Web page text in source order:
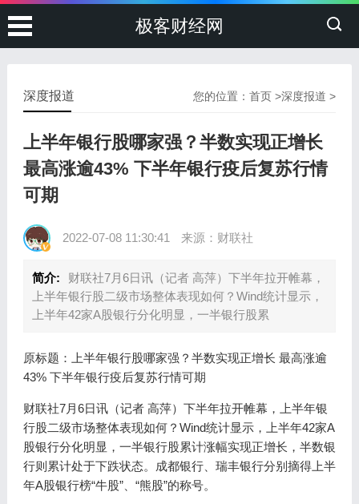
极客财经网
您的位置：首页 >深度报道 >
深度报道
上半年银行股哪家强？半数实现正增长
最高涨逾43% 下半年银行疫后复苏行情
可期
2022-07-08 11:30:41 来源：财联社
简介:
财联社7月6日讯（记者 高萍）下半年拉开帷幕，
上半年银行股二级市场整体表现如何？Wind统计显示，
上半年42家A股银行分化明显，一半银行股累
原标题：上半年银行股哪家强？半数实现正增长 最高涨逾
43% 下半年银行疫后复苏行情可期
财联社7月6日讯（记者 高萍）下半年拉开帷幕，上半年银
行股二级市场整体表现如何？Wind统计显示，上半年42家A
股银行分化明显，一半银行股累计涨幅实现正增长，半数银
行则累计处于下跌状态。成都银行、瑞丰银行分别摘得上半
年A股银行榜“牛股”、“熊股”的称号。